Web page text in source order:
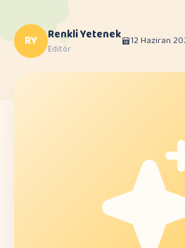
RY Renkli Yetenek
Editör
12 Haziran